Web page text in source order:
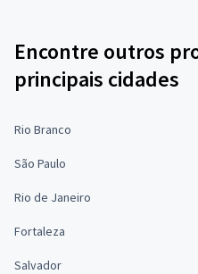
Encontre outros
principais cidades
Rio Branco
São Paulo
Rio de Janeiro
Fortaleza
Salvador